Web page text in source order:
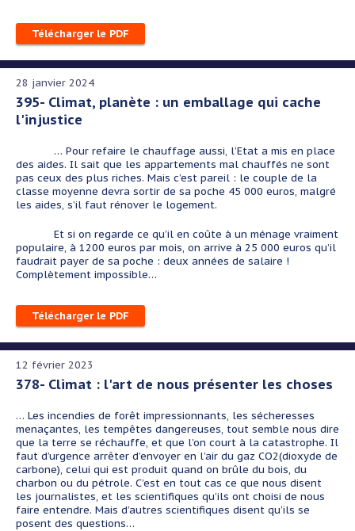
Télécharger le PDF
28 janvier 2024
395- Climat, planète : un emballage qui cache
l'injustice
… Pour refaire le chauffage aussi, l’Etat a mis en place
des aides. Il sait que les appartements mal chauffés ne sont
pas ceux des plus riches. Mais c’est pareil : le couple de la
classe moyenne devra sortir de sa poche 45 000 euros, malgré
les aides, s’il faut rénover le logement.
Et si on regarde ce qu’il en coûte à un ménage vraiment
populaire, à 1200 euros par mois, on arrive à 25 000 euros qu’il
faudrait payer de sa poche : deux années de salaire !
Complètement impossible…
Télécharger le PDF
12 février 2023
378- Climat : l'art de nous présenter les choses
… Les incendies de forêt impressionnants, les sécheresses
menaçantes, les tempêtes dangereuses, tout semble nous dire
que la terre se réchauffe, et que l’on court à la catastrophe. Il
faut d’urgence arrêter d’envoyer en l’air du gaz CO2(dioxyde de
carbone), celui qui est produit quand on brûle du bois, du
charbon ou du pétrole. C’est en tout cas ce que nous disent
les journalistes, et les scientifiques qu’ils ont choisi de nous
faire entendre. Mais d’autres scientifiques disent qu’ils se
posent des questions…